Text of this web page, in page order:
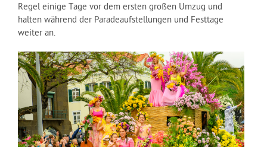
Regel einige Tage vor dem ersten großen Umzug und
halten während der Paradeaufstellungen und Festtage
weiter an.